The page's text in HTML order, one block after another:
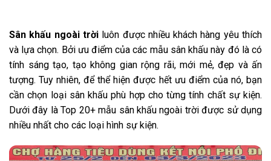
Sân khấu ngoài trờiluôn được nhiều khách hàng yêu thích
và lựa chọn. Bởi ưu điểm của các mẫu sân khấu này đó là có
tính sáng tạo, tạo không gian rộng rãi, mới mẻ, đẹp và ấn
tượng. Tuy nhiên, để thể hiện được hết ưu điểm của nó, bạn
cần chọn loại sân khấu phù hợp cho từng tính chất sự kiện.
Dưới đây là Top 20+ mẫu sân khấu ngoài trời được sử dụng
nhiều nhất cho các loại hình sự kiện.